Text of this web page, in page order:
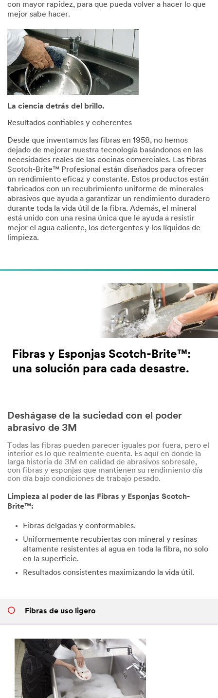
con mayor rapidez, para que pueda volver a hacer lo que
mejor sabe hacer.
La ciencia detrás del brillo.
Resultados confiables y coherentes
Desde que inventamos las fibras en 1958, no hemos
dejado de mejorar nuestra tecnología basándonos en las
necesidades reales de las cocinas comerciales. Las fibras
Scotch-Brite™ Profesional están diseñados para ofrecer
un rendimiento eficaz y constante. Estos productos están
fabricados con un recubrimiento uniforme de minerales
abrasivos que ayuda a garantizar un rendimiento duradero
durante toda la vida útil de la fibra. Además, el mineral
está unido con una resina única que le ayuda a resistir
mejor el agua caliente, los detergentes y los líquidos de
limpieza.
Fibras y Esponjas Scotch-Brite™:
una solución para cada desastre.
Deshágase de la suciedad con el poder
abrasivo de 3M
Todas las fibras pueden parecer iguales por fuera, pero el
interior es lo que realmente cuenta. Es aquí en donde la
larga historia de 3M en calidad de abrasivos sobresale,
con fibras y esponjas que mantienen su rendimiento día
con día bajo condiciones de trabajo pesado.
Limpieza al poder de las Fibras y Esponjas Scotch-
Brite™:
Fibras delgadas y conformables.
Uniformemente recubiertas con mineral y resinas
altamente resistentes al agua en toda la fibra, no solo
en la superficie.
Resultados consistentes maximizando la vida útil.
Fibras de uso ligero